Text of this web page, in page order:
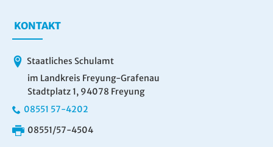
KONTAKT
Staatliches Schulamt
im Landkreis Freyung-Grafenau
Stadtplatz 1, 94078 Freyung
08551 57-4202
08551/57-4504